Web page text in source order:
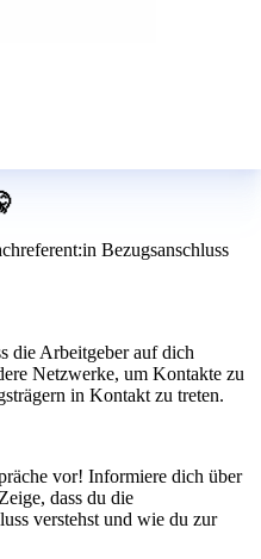
Bezugsanschluss
die Arbeitgeber auf dich
Netzwerke, um Kontakte zu
in Kontakt zu treten.
vor! Informiere dich über
dass du die
verstehst und wie du zur